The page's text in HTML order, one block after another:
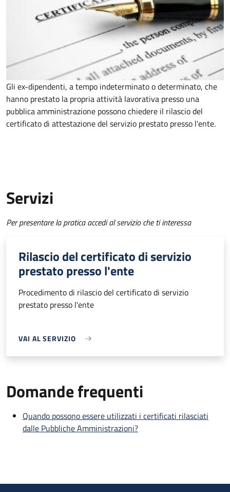
Gli ex-dipendenti, a tempo indeterminato o determinato, che
hanno prestato la propria attività lavorativa presso una
pubblica amministrazione possono chiedere il rilascio del
certificato di attestazione del servizio prestato presso l'ente.
Servizi
Per presentare la pratica accedi al servizio che ti interessa
Rilascio del certificato di servizio
prestato presso l'ente
Procedimento di rilascio del certificato di servizio
prestato presso l'ente
VAI AL SERVIZIO
Domande frequenti
Quando possono essere utilizzati i certificati rilasciati
dalle Pubbliche Amministrazioni?